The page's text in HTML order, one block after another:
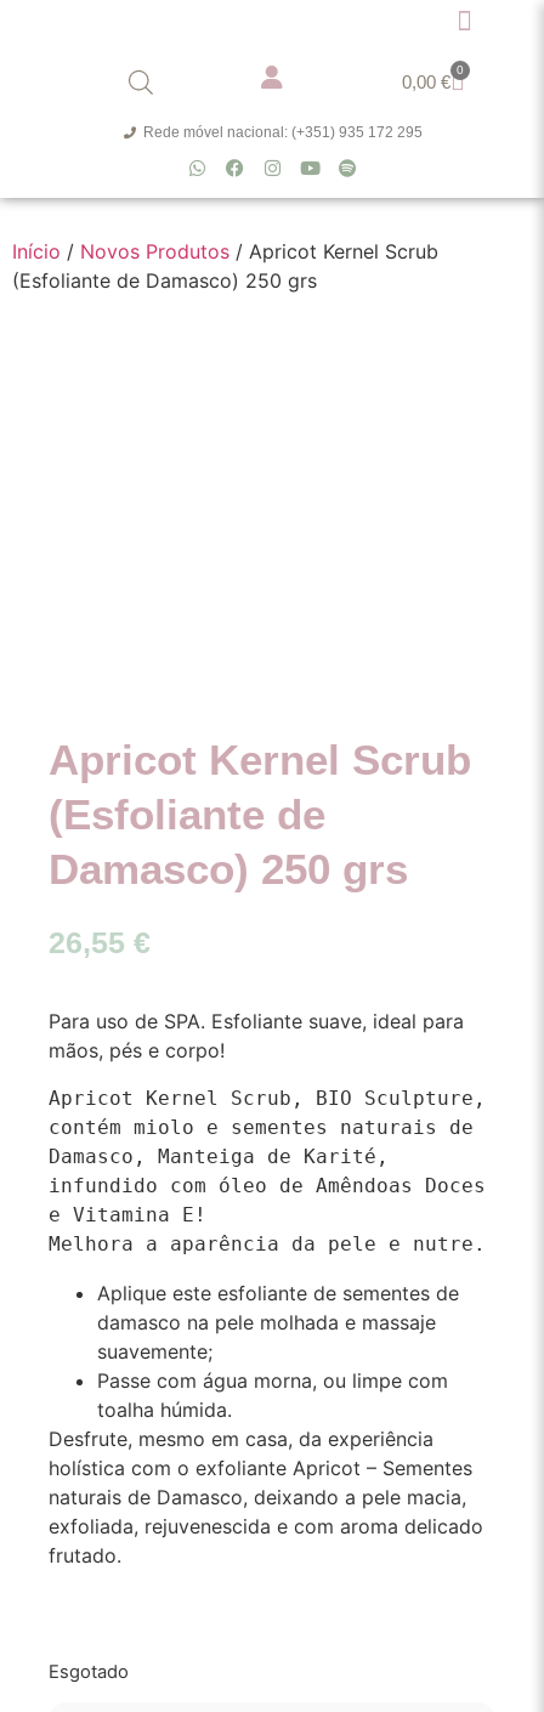
0,00€
0
Rede móvel nacional: (+351) 935 172 295
Início / Novos Produtos / Apricot Kernel Scrub
(Esfoliante de Damasco) 250 grs
Apricot Kernel Scrub
(Esfoliante de
Damasco) 250 grs
26,55 €
Para uso de SPA. Esfoliante suave, ideal para
mãos, pés e corpo!
Apricot Kernel Scrub, BIO Sculpture,
contém miolo e sementes naturais de
Damasco, Manteiga de Karité,
infundido com óleo de Amêndoas Doces
e Vitamina E!
Melhora a aparência da pele e nutre.
Aplique este esfoliante de sementes de
damasco na pele molhada e massaje
suavemente;
Passe com água morna, ou limpe com
toalha húmida.
Desfrute, mesmo em casa, da experiência
holística com o exfoliante Apricot – Sementes
naturais de Damasco, deixando a pele macia,
exfoliada, rejuvenescida e com aroma delicado
frutado.
Esgotado